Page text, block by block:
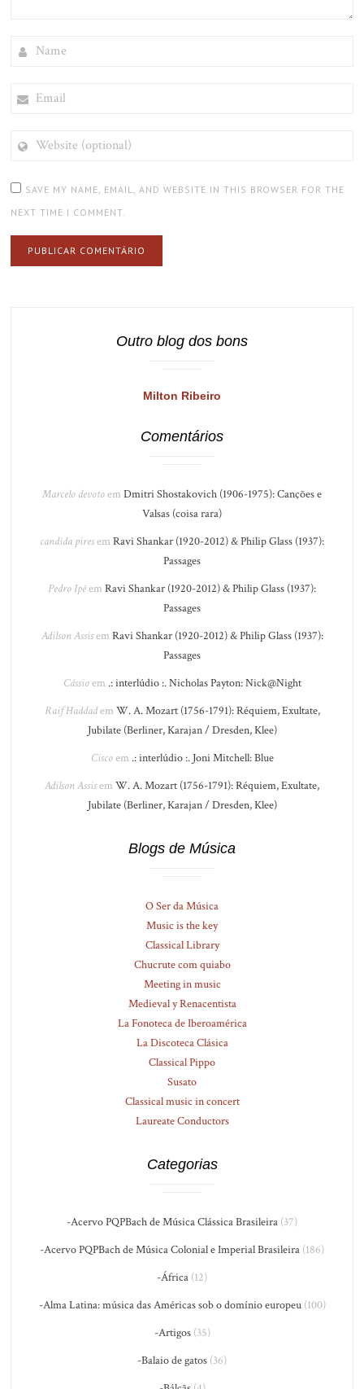
(OPTIONAL)
SAVE MY NAME, EMAIL, AND WEBSITE IN THIS BROWSER FOR THE
NEXT TIME I COMMENT.
Outro blog dos bons
Milton Ribeiro
Comentários
Marcelo devotoem Dmitri Shostakovich (1906-1975): Canções e
Valsas (coisa rara)
candida piresem Ravi Shankar (1920-2012) & Philip Glass (1937):
Passages
Pedro Ipêem Ravi Shankar (1920-2012) & Philip Glass (1937):
Passages
Adilson Assisem Ravi Shankar (1920-2012) & Philip Glass (1937):
Passages
Cássioem .: interlúdio :. Nicholas Payton: Nick@Night
Raif Haddadem W. A. Mozart (1756-1791): Réquiem, Exultate,
Jubilate (Berliner, Karajan / Dresden, Klee)
Ciscoem .: interlúdio :. Joni Mitchell: Blue
Adilson Assisem W. A. Mozart (1756-1791): Réquiem, Exultate,
Jubilate (Berliner, Karajan / Dresden, Klee)
Blogs de Música
O Ser da Música
Music is the key
Classical Library
Chucrute com quiabo
Meeting in music
Medieval y Renacentista
La Fonoteca de Iberoamérica
La Discoteca Clásica
Classical Pippo
Susato
Classical music in concert
Laureate Conductors
Categorias
-Acervo PQPBach de Música Clássica Brasileira (37)
-Acervo PQPBach de Música Colonial e Imperial Brasileira (186)
-África (12)
-Alma Latina: música das Américas sob o domínio europeu(100)
-Artigos(35)
-Balaio de gatos (36)